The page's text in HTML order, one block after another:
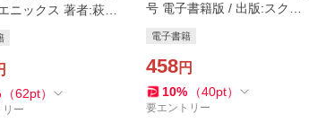
ニックス 著者:萩原
:眞行内さゆこ
（62pt）
ー
号 電子書籍版 / 出版:スクウ
野雫 作画:萩原ダイスケ 著者:
桜井亜都 著者:森下真
電子書籍
458円
10% （40pt）
要エントリー